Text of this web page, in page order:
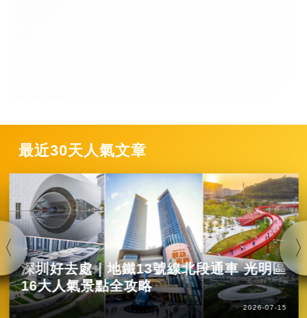
最近30天人氣文章
深圳好去處｜地鐵13號線北段通車 光明區
16大人氣景點全攻略
2026-07-15